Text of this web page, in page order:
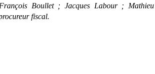
Boullet ; Jacques Labour ; Mathieu
fiscal.